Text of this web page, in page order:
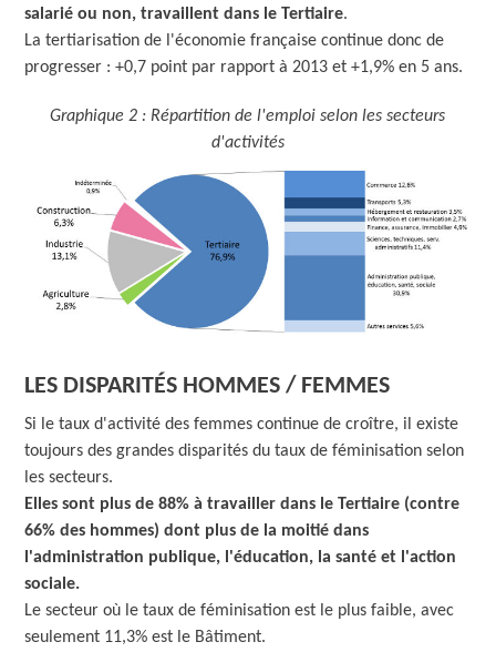
salarié ou non, travaillent dans le Tertiaire.
La tertiarisation de l'économie française continue donc de
progresser : +0,7 point par rapport à 2013 et +1,9% en 5 ans.
Graphique 2 : Répartition de l'emploi selon les secteurs
d'activités
LES DISPARITÉS HOMMES / FEMMES
Si le taux d'activité des femmes continue de croître, il existe
toujours des grandes disparités du taux de féminisation selon
les secteurs.
Elles sont plus de 88% à travailler dans le Tertiaire (contre
66% des hommes) dont plus de la moitié dans
l'administration publique, l'éducation, la santé et l'action
sociale.
Le secteur où le taux de féminisation est le plus faible, avec
seulement 11,3% est le Bâtiment.